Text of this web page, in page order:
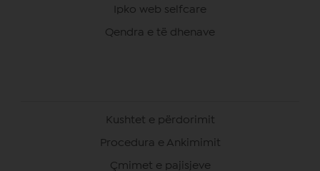
Ipko web selfcare
Qendra e të dhenave
Kushtet e përdorimit
Procedura e Ankimimit
Çmimet e pajisjeve